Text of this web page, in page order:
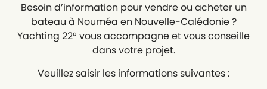
Besoin d’information pour vendre ou acheter un
bateau à Nouméa en Nouvelle-Calédonie ?
Yachting 22° vous accompagne et vous conseille
dans votre projet.
Veuillez saisir les informations suivantes :